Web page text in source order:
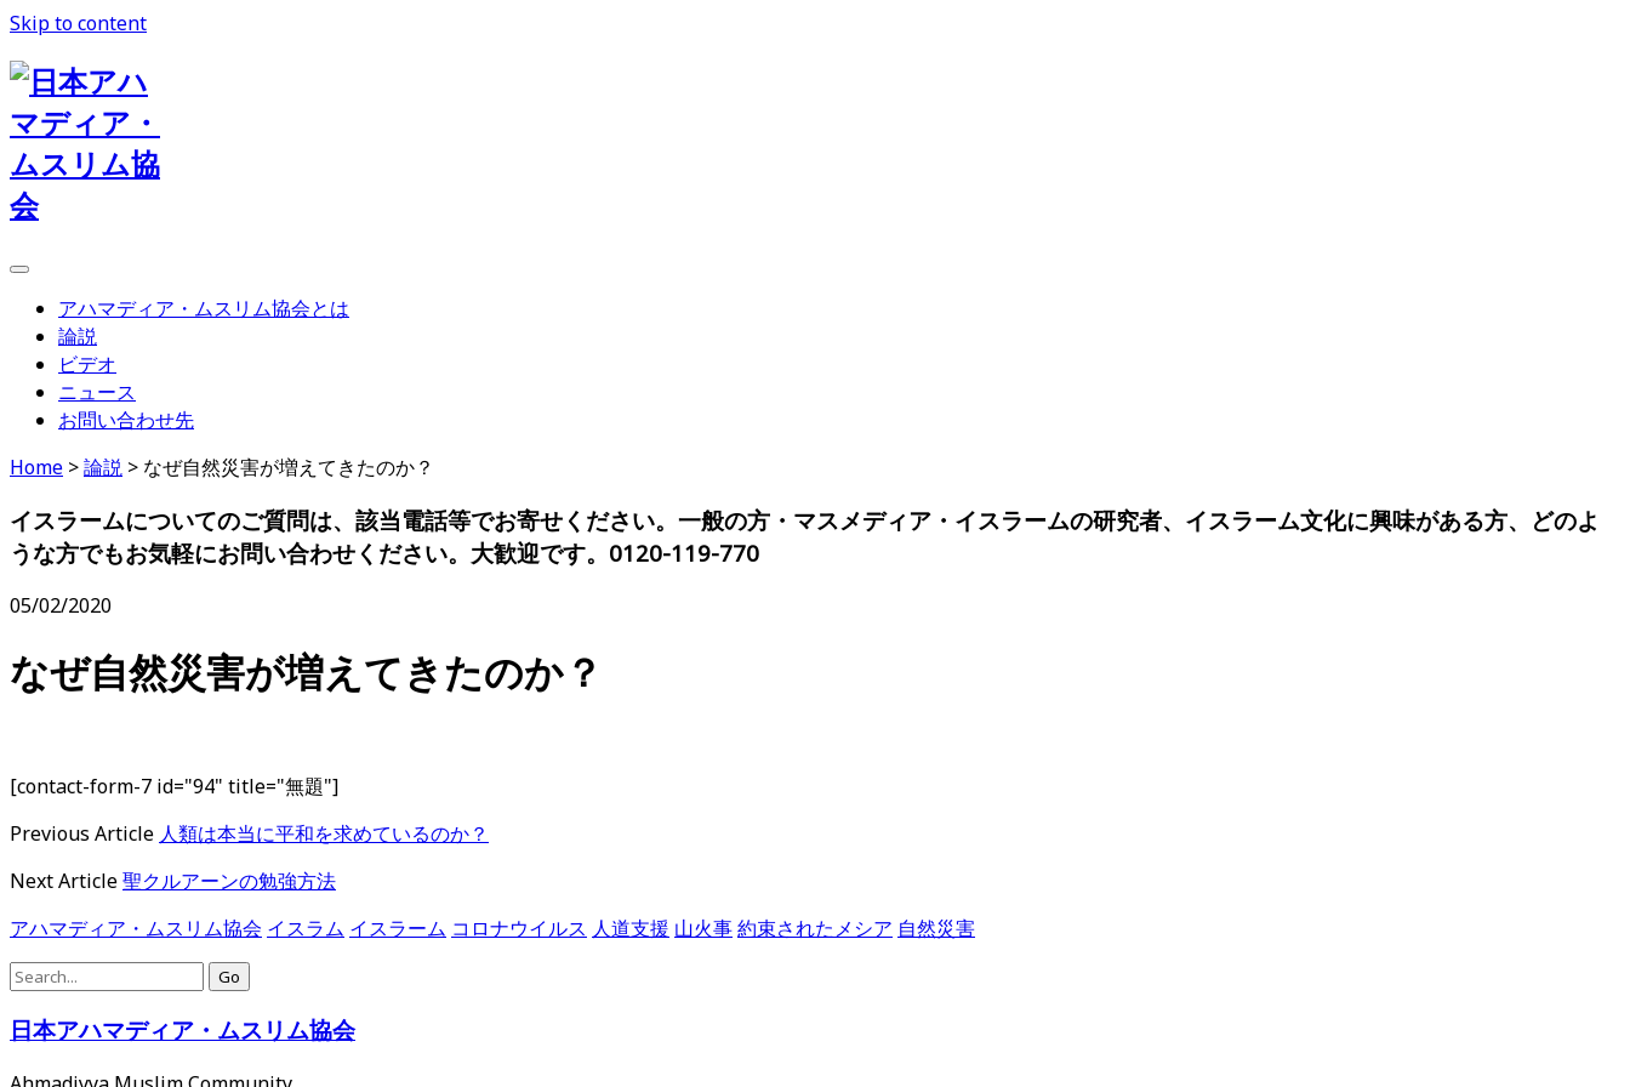
Skip to content
日
本
ア
ハ
デ
ィ
ア・
ム
ス
ム
協
会
アハマディア・ムスリム協会とは
論説
ビデオ
ニュース
お問い合わせ先
Home >論説 > なぜ自然災害が増えてきたのか？
イスラームについてのご質問は、該当電話等でお寄せください。一般の方・マスメディア・イスラームの研究者、イスラーム文化に興味がある方、どのよ
うな方でもお気軽にお問い合わせください。大歓迎です。0120-119-770
05/02/2020
なぜ自然災害が増えてきたのか？
[contact-form-7 id="94" title="無題"]
Previous Article 人類は本当に平和を求めているのか？
Next Article聖クルアーンの勉強方法
アハマディア・ムスリム協会 イスラム イスラーム コロナウイルス 人道支援 山火事約束されたメシア 自然災害
Search
日本アハマディア・ムスリム協会